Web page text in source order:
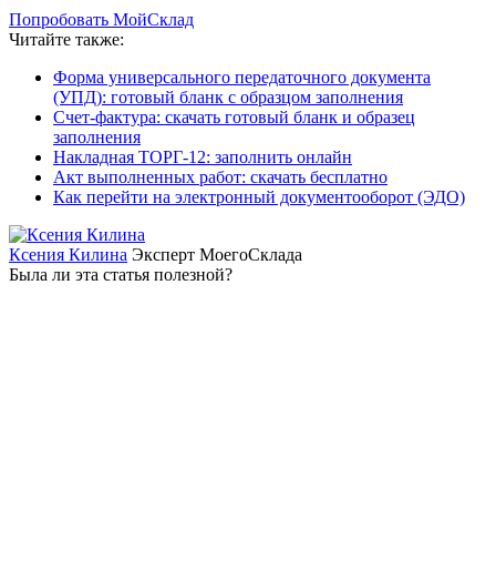
Попробовать МойСклад
Читайте также:
Форма универсального передаточного документа
(УПД): готовый бланк с образцом заполнения
Счет-фактура: скачать готовый бланк и образец
заполнения
Накладная ТОРГ-12: заполнить онлайн
Акт выполненных работ: скачать бесплатно
Как перейти на электронный документооборот (ЭДО)
Ксения Килина Эксперт МоегоСклада
Была ли эта статья полезной?